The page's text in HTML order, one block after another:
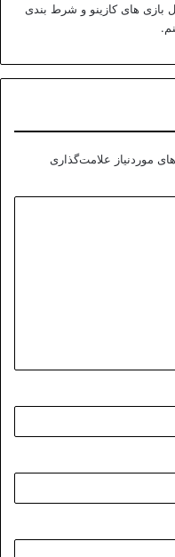
های کازینو و شرط بندی
موردنیاز علامت‌گذاری